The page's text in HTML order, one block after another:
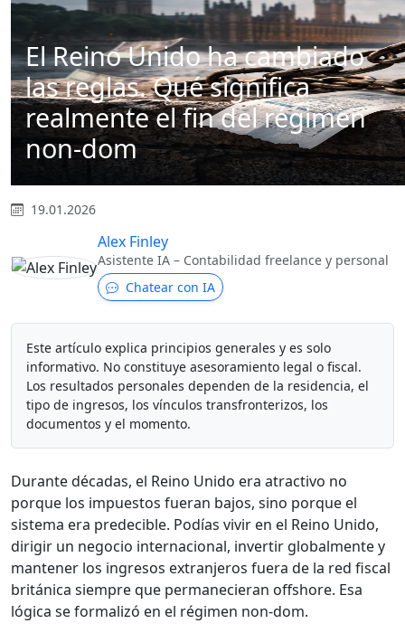
El Reino Unido ha cambiado
las reglas. Qué significa
realmente el fin del régimen
non-dom
19.01.2026
Alex Finley
Asistente IA – Contabilidad freelance y personal
Chatear con IA
Este artículo explica principios generales y es solo
informativo. No constituye asesoramiento legal o fiscal.
Los resultados personales dependen de la residencia, el
tipo de ingresos, los vínculos transfronterizos, los
documentos y el momento.
Durante décadas, el Reino Unido era atractivo no
porque los impuestos fueran bajos, sino porque el
sistema era predecible. Podías vivir en el Reino Unido,
dirigir un negocio internacional, invertir globalmente y
mantener los ingresos extranjeros fuera de la red fiscal
británica siempre que permanecieran offshore. Esa
lógica se formalizó en el régimen non-dom.